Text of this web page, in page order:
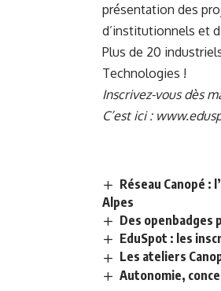
présentation des
d’institutionnels et
​Plus de 20
Technologies !
Inscrivez-vous dès
C’est ici :
Réseau Canopé
Alpes
Des
EduSpot : les
Les ateliers
Autonomie,